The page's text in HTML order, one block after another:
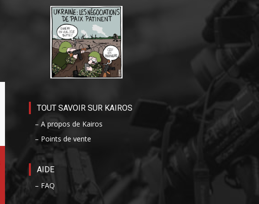
TOUT SAVOIR SUR KAIROS
– A propos de Kairos
– Points de vente
AIDE
– FAQ